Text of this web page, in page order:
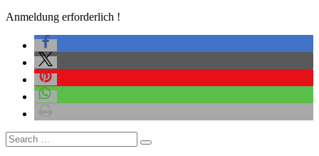
Anmeldung erforderlich !